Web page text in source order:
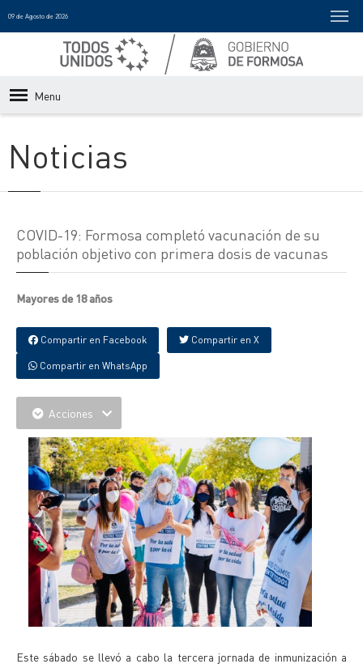
09 de Agosto de 2026
Menu
Noticias
COVID-19: Formosa completó vacunación de su
población objetivo con primera dosis de vacunas
Mayores de 18 años
Compartir en Facebook Compartir en X
Compartir en WhatsApp
Acciones
Este sábado se llevó a cabo la tercera jornada de inmunización a